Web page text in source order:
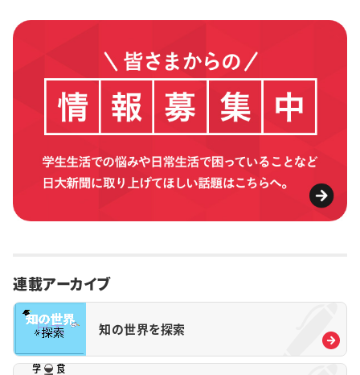
連載アーカイブ
知の世界を探索